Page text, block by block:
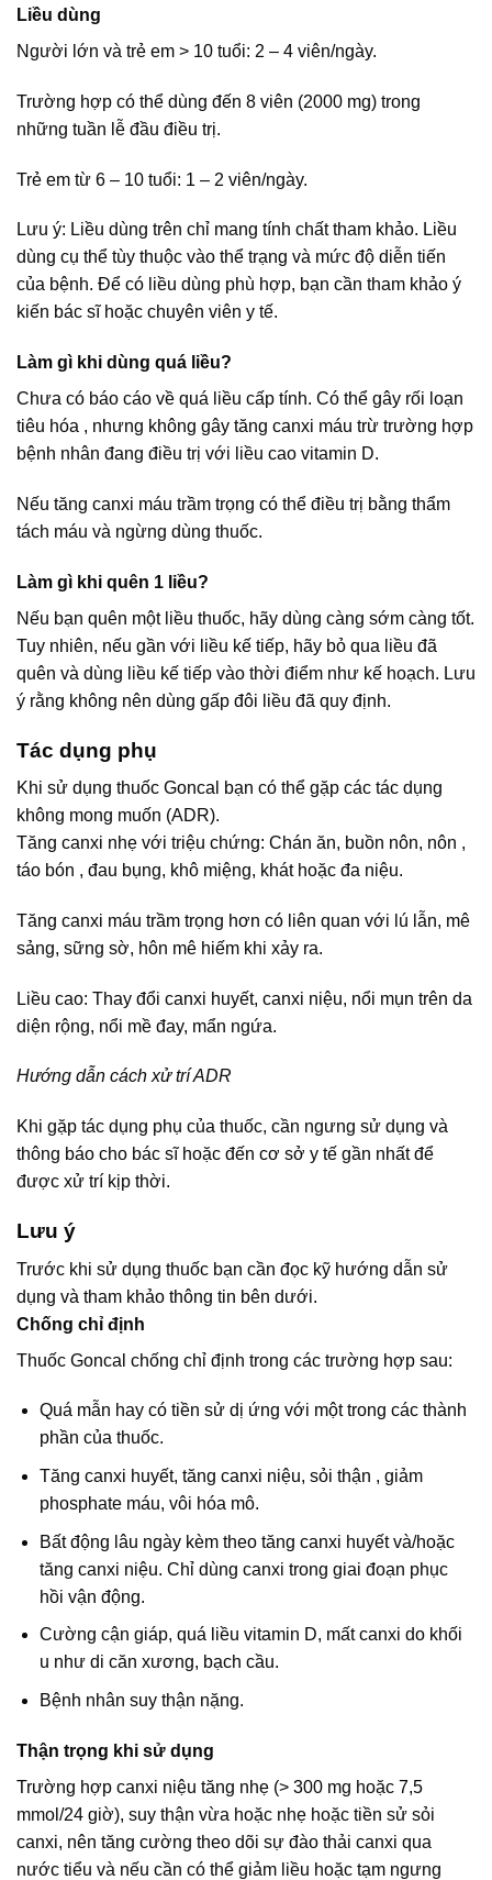
Liều dùng
Người lớn và trẻ em > 10 tuổi: 2 – 4 viên/ngày.
Trường hợp có thể dùng đến 8 viên (2000 mg) trong
những tuần lễ đầu điều trị.
Trẻ em từ 6 – 10 tuổi: 1 – 2 viên/ngày.
Lưu ý: Liều dùng trên chỉ mang tính chất tham khảo. Liều
dùng cụ thể tùy thuộc vào thể trạng và mức độ diễn tiến
của bệnh. Để có liều dùng phù hợp, bạn cần tham khảo ý
kiến bác sĩ hoặc chuyên viên y tế.
Làm gì khi dùng quá liều?
Chưa có báo cáo về quá liều cấp tính. Có thể gây rối loạn
tiêu hóa , nhưng không gây tăng canxi máu trừ trường hợp
bệnh nhân đang điều trị với liều cao vitamin D.
Nếu tăng canxi máu trầm trọng có thể điều trị bằng thẩm
tách máu và ngừng dùng thuốc.
Làm gì khi quên 1 liều?
Nếu bạn quên một liều thuốc, hãy dùng càng sớm càng tốt.
Tuy nhiên, nếu gần với liều kế tiếp, hãy bỏ qua liều đã
quên và dùng liều kế tiếp vào thời điểm như kế hoạch. Lưu
ý rằng không nên dùng gấp đôi liều đã quy định.
Tác dụng phụ
Khi sử dụng thuốc Goncal bạn có thể gặp các tác dụng
không mong muốn (ADR).
Tăng canxi nhẹ với triệu chứng: Chán ăn, buồn nôn, nôn ,
táo bón , đau bụng, khô miệng, khát hoặc đa niệu.
Tăng canxi máu trầm trọng hơn có liên quan với lú lẫn, mê
sảng, sững sờ, hôn mê hiếm khi xảy ra.
Liều cao: Thay đổi canxi huyết, canxi niệu, nổi mụn trên da
diện rộng, nổi mề đay, mẩn ngứa.
Hướng dẫn cách xử trí ADR
Khi gặp tác dụng phụ của thuốc, cần ngưng sử dụng và
thông báo cho bác sĩ hoặc đến cơ sở y tế gần nhất để
được xử trí kịp thời.
Lưu ý
Trước khi sử dụng thuốc bạn cần đọc kỹ hướng dẫn sử
dụng và tham khảo thông tin bên dưới.
Chống chỉ định
Thuốc Goncal chống chỉ định trong các trường hợp sau:
Quá mẫn hay có tiền sử dị ứng với một trong các thành
phần của thuốc.
Tăng canxi huyết, tăng canxi niệu, sỏi thận , giảm
phosphate máu, vôi hóa mô.
Bất động lâu ngày kèm theo tăng canxi huyết và/hoặc
tăng canxi niệu. Chỉ dùng canxi trong giai đoạn phục
hồi vận động.
Cường cận giáp, quá liều vitamin D, mất canxi do khối
u như di căn xương, bạch cầu.
Bệnh nhân suy thận nặng.
Thận trọng khi sử dụng
Trường hợp canxi niệu tăng nhẹ (> 300 mg hoặc 7,5
mmol/24 giờ), suy thận vừa hoặc nhẹ hoặc tiền sử sỏi
canxi, nên tăng cường theo dõi sự đào thải canxi qua
nước tiểu và nếu cần có thể giảm liều hoặc tạm ngưng